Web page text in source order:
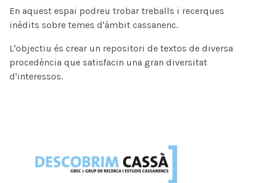
En aquest espai podreu trobar treballs i recerques
inèdits sobre temes d'àmbit cassanenc.
L'objectiu és crear un repositori de textos de diversa
procedència que satisfacin una gran diversitat
d'interessos.